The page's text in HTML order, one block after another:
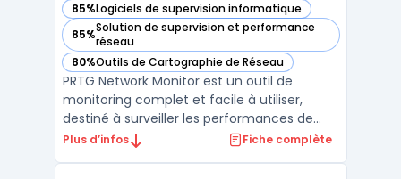
85%Logiciels de supervision informatique
— voir PRTG Network Monitor dans cette catégorie
85%Solution de supervision et performance
réseau
— voir PRTG Network Monitor dans cette catégorie
80%Outils de Cartographie de Réseau
— voir PRTG Network Monitor dans cette catégorie
PRTG Network Monitor est un outil de
monitoring complet et facile à utiliser,
destiné à surveiller les performances de
votre réseau. Il fournit une vue d'ensemble
Plus d’infos Fiche complète